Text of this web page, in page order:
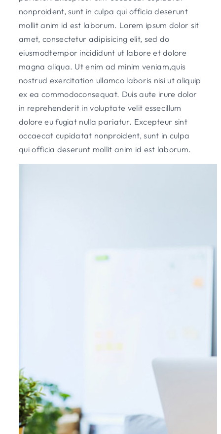
nonproident, sunt in culpa qui officia deserunt
mollit anim id est laborum. Lorem ipsum dolor sit
amet, consectetur adipisicing elit, sed do
eiusmodtempor incididunt ut labore et dolore
magna aliqua. Ut enim ad minim veniam,quis
nostrud exercitation ullamco laboris nisi ut aliquip
ex ea commodoconsequat. Duis aute irure dolor
in reprehenderit in voluptate velit essecillum
dolore eu fugiat nulla pariatur. Excepteur sint
occaecat cupidatat nonproident, sunt in culpa
qui officia deserunt mollit anim id est laborum.